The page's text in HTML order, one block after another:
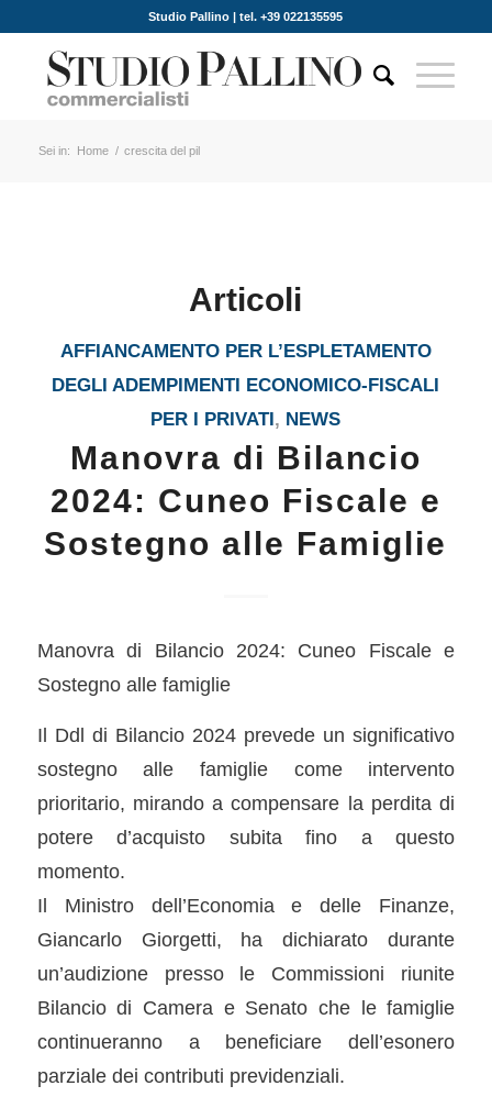
Studio Pallino | tel. +39 022135595
Sei in: Home / crescita del pil
Articoli
AFFIANCAMENTO PER L’ESPLETAMENTO
DEGLI ADEMPIMENTI ECONOMICO-FISCALI
PER I PRIVATI, NEWS
Manovra di Bilancio
2024: Cuneo Fiscale e
Sostegno alle Famiglie
Manovra di Bilancio 2024: Cuneo Fiscale e
Sostegno alle famiglie
Il Ddl di Bilancio 2024 prevede un significativo
sostegno alle famiglie come intervento
prioritario, mirando a compensare la perdita di
potere d’acquisto subita fino a questo
momento.
Il Ministro dell’Economia e delle Finanze,
Giancarlo Giorgetti, ha dichiarato durante
un’audizione presso le Commissioni riunite
Bilancio di Camera e Senato che le famiglie
continueranno a beneficiare dell’esonero
parziale dei contributi previdenziali.